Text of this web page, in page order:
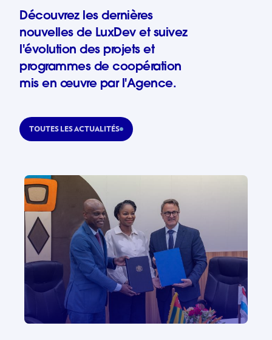
Découvrez les dernières
nouvelles de LuxDev et suivez
l'évolution des projets et
programmes de coopération
mis en œuvre par l'Agence.
TOUTES LES ACTUALITÉS